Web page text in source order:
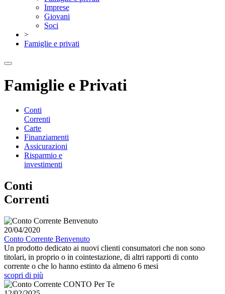
Imprese
Giovani
Soci
>
Famiglie e privati
Famiglie e Privati
Conti
Correnti
Carte
Finanziamenti
Assicurazioni
Risparmio e
investimenti
Conti
Correnti
20/04/2020
Conto Corrente Benvenuto
Un prodotto dedicato ai nuovi clienti consumatori che non sono
titolari, in proprio o in cointestazione, di altri rapporti di conto
corrente o che lo hanno estinto da almeno 6 mesi
scopri di più